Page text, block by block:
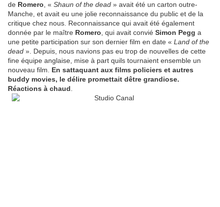
de Romero , « Shaun of the dead » avait été un carton outre-
Manche, et avait eu une jolie reconnaissance du public et de la
critique chez nous. Reconnaissance qui avait été également
donnée par le maître Romero , qui avait convié Simon Pegg a
une petite participation sur son dernier film en date « Land of the
dead ». Depuis, nous navions pas eu trop de nouvelles de cette
fine équipe anglaise, mise à part quils tournaient ensemble un
nouveau film. En sattaquant aux films policiers et autres
buddy movies, le délire promettait dêtre grandiose.
Réactions à chaud